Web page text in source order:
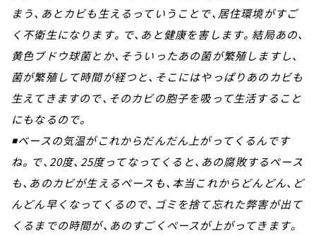
まう、あとカビも生えるっていうことで、居住環境がすご
く不衛生になります。で、あと健康を害します。結局あの、
黄色ブドウ球菌とか、そういったあの菌が繁殖しますし、
菌が繁殖して時間が経つと、そこにはやっぱりあのカビも
生えてきますので、そのカビの胞子を吸って生活すること
にもなるので。
◾ベースの気温がこれからだんだん上がってくるんです
ね。で、20度、25度ってなってくると、あの腐敗するペース
も、あのカビが生えるペースも、本当これからどんどん、ど
んどん早くなってくるので、ゴミを捨て忘れた弊害が出て
くるまでの時間が、あのすごくペースが上がってきます。